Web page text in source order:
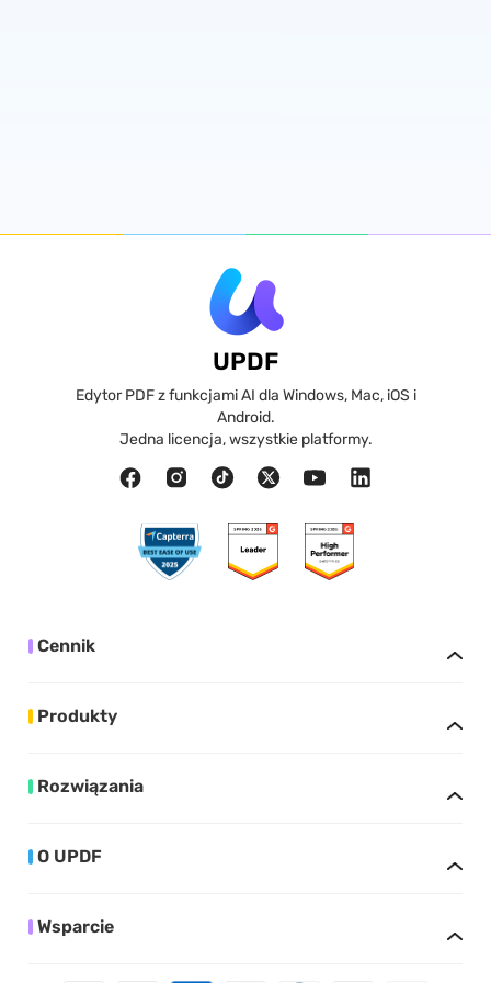
UPDF
Edytor PDF z funkcjami AI dla Windows, Mac, iOS i
Android.
Jedna licencja, wszystkie platformy.
Cennik
Produkty
Rozwiązania
O UPDF
Wsparcie